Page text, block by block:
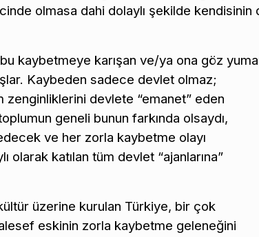
olmasa dahi dolaylı şekilde kendisinin
kaybetmeye karışan ve/ya ona göz
Kaybeden sadece devlet olmaz;
zenginliklerini devlete “emanet” eden
geneli bunun farkında olsaydı,
ve her zorla kaybetme olayı
olarak katılan tüm devlet “ajanlarına”
üzerine kurulan Türkiye, bir çok
eskinin zorla kaybetme geleneğini